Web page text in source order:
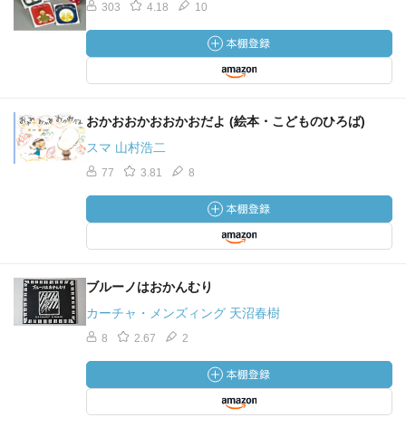
303 4.18 10
おかおおかおおかおだよ (絵本・こどものひろば)
スマ 山村浩二
77 3.81 8
ブルーノはおかんむり
カーチャ・メンズィング 天沼春樹
8 2.67 2